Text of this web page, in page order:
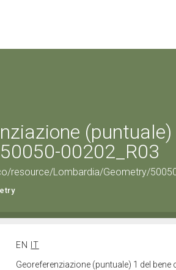
00202_R03
resource/Lombardia/Geometry/
EN
IT
Georeferenziazione (puntuale) 1 del